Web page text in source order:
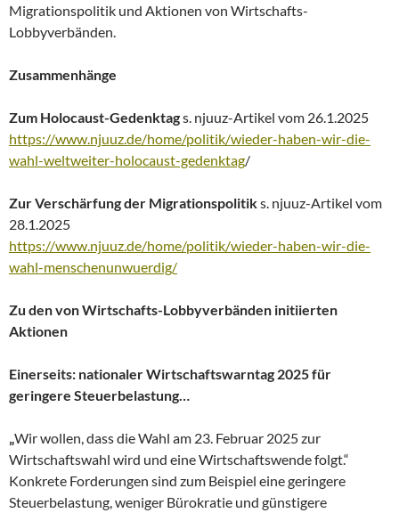
Migrationspolitik und Aktionen von Wirtschafts-
Lobbyverbänden.
Zusammenhänge
Zum Holocaust-Gedenktags. njuuz-Artikel vom 26.1.2025
https://www.njuuz.de/home/politik/wieder-haben-wir-die-
wahl-weltweiter-holocaust-gedenktag/
Zur Verschärfung der Migrationspolitiks. njuuz-Artikel vom
28.1.2025
https://www.njuuz.de/home/politik/wieder-haben-wir-die-
wahl-menschenunwuerdig/
Zu den von Wirtschafts-Lobbyverbänden initiierten
Aktionen
Einerseits: nationaler Wirtschaftswarntag 2025 für
geringere Steuerbelastung…
„Wir wollen, dass die Wahl am 23. Februar 2025 zur
Wirtschaftswahl wird und eine Wirtschaftswende folgt.“
Konkrete Forderungen sind zum Beispiel eine geringere
Steuerbelastung, weniger Bürokratie und günstigere